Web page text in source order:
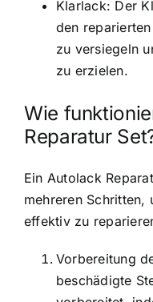
Klarlack: Der
den
zu versiegeln
zu erzielen.
Wie
Reparatur
Ein Autolack
mehreren Schritten,
effektiv zu
Vorbereitung
beschädigte